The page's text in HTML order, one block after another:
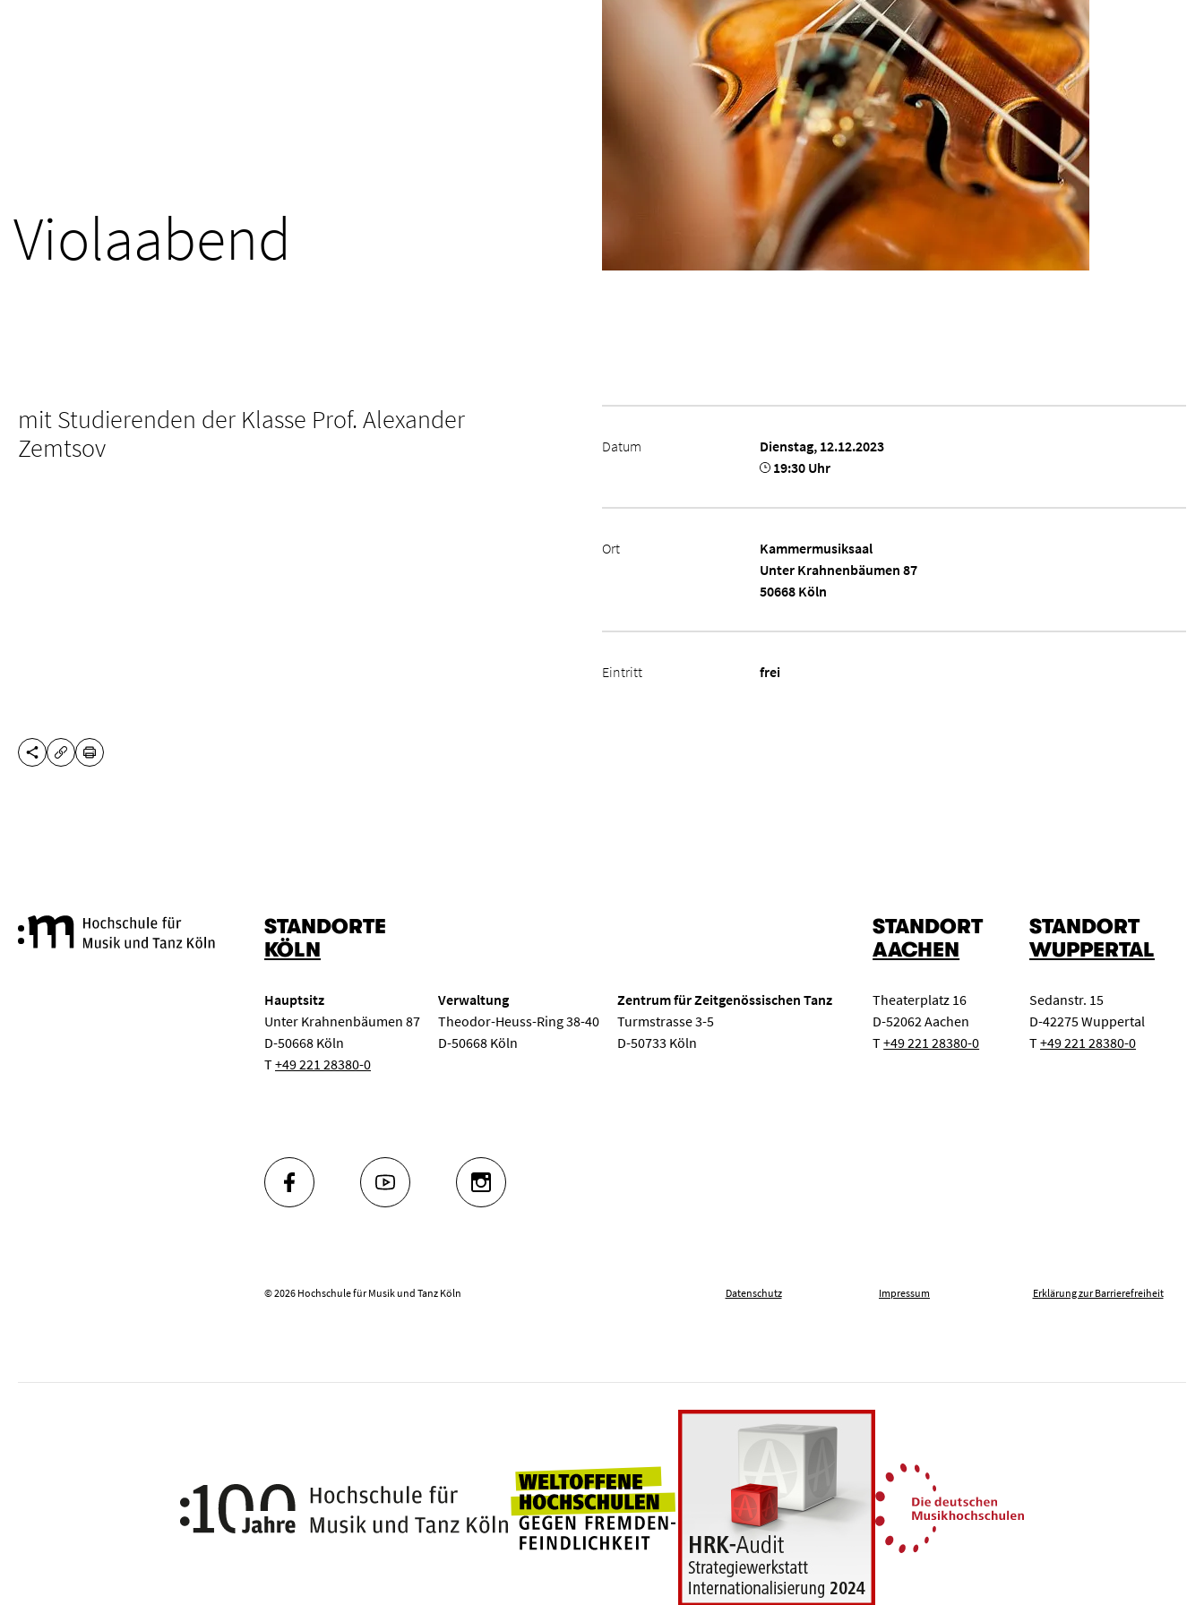
Violaabend
mit Studierenden der Klasse Prof. Alexander
Zemtsov
Datum
Dienstag, 12.12.2023
19:30 Uhr
Ort
Kammermusiksaal
Unter Krahnenbäumen 87
50668 Köln
Eintritt frei
DIESE SEITE TEILEN
URL KOPIEREN
DRUCKEN
Hochschule für Musik und Tanz Köln
STANDORTE
KÖLN
Hauptsitz
Unter Krahnenbäumen 87
D-50668 Köln
T+49 221 28380-0
Verwaltung
Theodor-Heuss-Ring 38-40
D-50668 Köln
Zentrum für Zeitgenössischen Tanz
Turmstrasse 3-5
D-50733 Köln
STANDORT
AACHEN
Theaterplatz 16
D-52062 Aachen
T+49 221 28380-0
STANDORT
WUPPERTAL
Sedanstr. 15
D-42275 Wuppertal
T+49 221 28380-0
FACEBOOK YOUTUBE INSTAGRAM
© 2026 Hochschule für Musik und Tanz Köln Datenschutz Impressum Erklärung zur Barrierefreiheit
100 Jahre Hochschule für Musik und Tanz Köln
Weltoffene Hochschulen gegen Fremdenfeindlichkeit